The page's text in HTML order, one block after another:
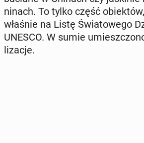
ni­nach. To tylko część
właśnie na Listę Świa­to­we­go
UNESCO. W sumie
li­za­cje.